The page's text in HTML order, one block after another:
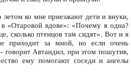
ко мне приезжают дети и внуки,
«Отаровой вдове»: «Почему я одна?
сколько птенцов там сидят». Вот и я
приходит за мной, но если очень
говорит Автандил, при этом пошутив,
ему помогают соседи и ангелы